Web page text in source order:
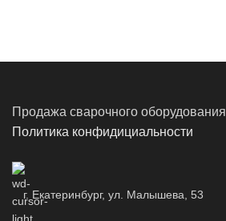
Продажа сварочного оборудования
Политика конфидициальности
г. Екатеринбург, ул. Малышева, 53